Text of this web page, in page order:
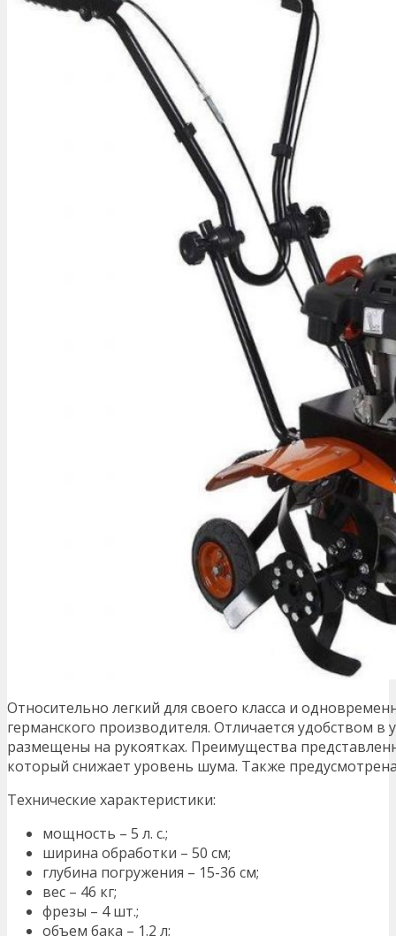
Относительно легкий для своего класса и
германского производителя. Отличается удобством
размещены на рукоятках. Преимущества
который снижает уровень шума. Также
Технические характеристики:
мощность – 5 л. с.;
ширина обработки – 50 см;
глубина погружения – 15-36 см;
вес – 46 кг;
фрезы – 4 шт.;
объем бака – 1.2 л;